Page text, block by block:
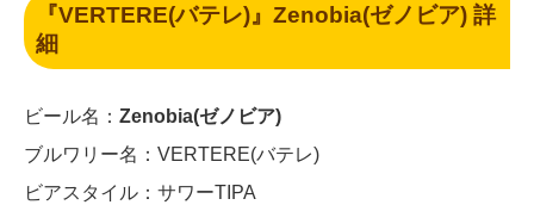
『VERTERE(バテレ)』Zenobia(ゼノビア) 詳
細
ビール名： Zenobia(ゼノビア)
ブルワリー名：VERTERE(バテレ)
ビアスタイル：サワーTIPA